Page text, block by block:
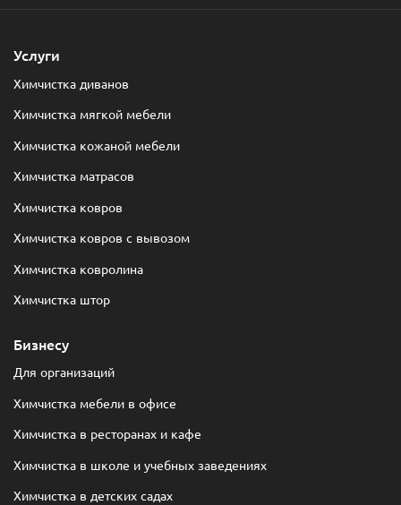
Услуги
Химчистка диванов
Химчистка мягкой мебели
Химчистка кожаной мебели
Химчистка матрасов
Химчистка ковров
Химчистка ковров с вывозом
Химчистка ковролина
Химчистка штор
Бизнесу
Для организаций
Химчистка мебели в офисе
Химчистка в ресторанах и кафе
Химчистка в школе и учебных заведениях
Химчистка в детских садах